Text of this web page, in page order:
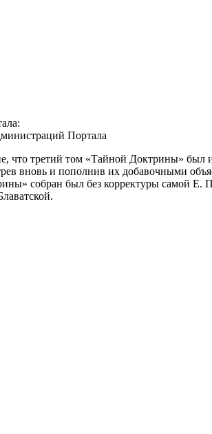
Портала
что третий том «Тайной Доктрины» был
вновь и пополнив их добавочными
собран был без корректуры самой Е.